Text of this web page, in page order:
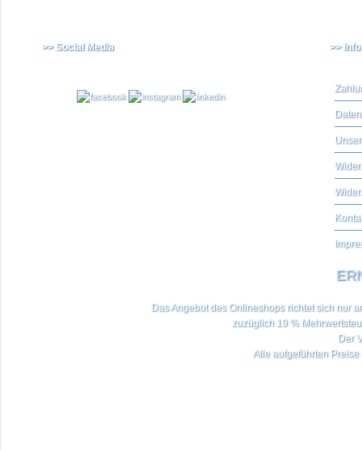
>> Social Media >>
Das Angebot des Onlineshops richtet sich nur
zuzüglich 19 %
Der
Alle aufgeführten